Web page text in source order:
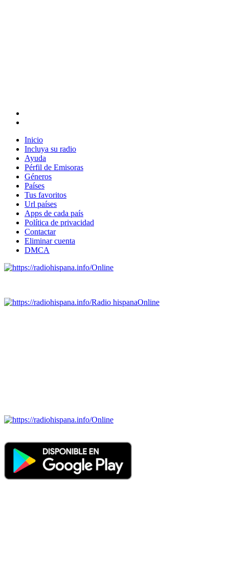
Inicio
Incluya su radio
Ayuda
Pérfil de Emisoras
Géneros
Países
Tus favoritos
Url países
Apps de cada país
Política de privacidad
Contactar
Eliminar cuenta
DMCA
Online
Radio hispanaOnline
Online